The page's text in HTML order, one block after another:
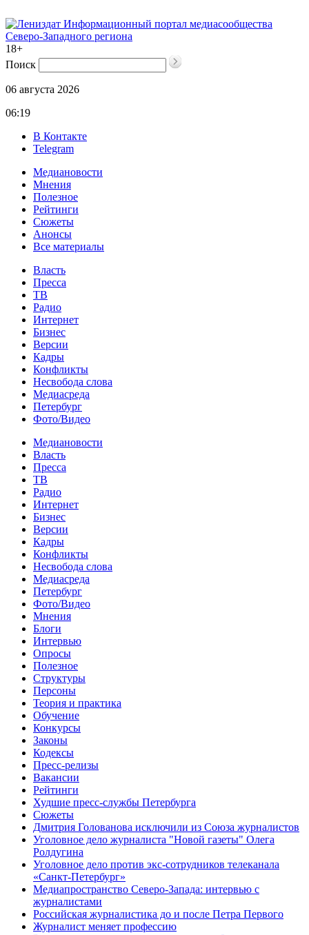
Информационный портал медиасообщества
Северо-Западного региона
18+
Поиск
06 августа 2026
06:19
В Контакте
Telegram
Медиановости
Мнения
Полезное
Рейтинги
Сюжеты
Анонсы
Все материалы
Власть
Пресса
ТВ
Радио
Интернет
Бизнес
Версии
Кадры
Конфликты
Несвобода слова
Медиасреда
Петербург
Фото/Видео
Медиановости
Власть
Пресса
ТВ
Радио
Интернет
Бизнес
Версии
Кадры
Конфликты
Несвобода слова
Медиасреда
Петербург
Фото/Видео
Мнения
Блоги
Интервью
Опросы
Полезное
Структуры
Персоны
Теория и практика
Обучение
Конкурсы
Законы
Кодексы
Пресс-релизы
Вакансии
Рейтинги
Худшие пресс-службы Петербурга
Сюжеты
Дмитрия Голованова исключили из Союза журналистов
Уголовное дело журналиста "Новой газеты" Олега
Ролдугина
Уголовное дело против экс-сотрудников телеканала
«Санкт-Петербург»
Медиапространство Северо-Запада: интервью с
журналистами
Российская журналистика до и после Петра Первого
Журналист меняет профессию